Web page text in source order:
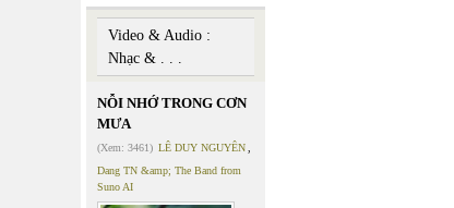
Video & Audio :
Nhạc & . . .
NỖI NHỚ TRONG CƠN
MƯA
(Xem: 3461) LÊ DUY NGUYÊN
Dang TN &amp; The Band from
Suno AI